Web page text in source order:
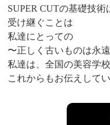
SUPER CUTの基礎技
受け継ぐことは
私達にとっての
〜正しく古いものは永
私達は、全国の美容学
これからもお伝えして